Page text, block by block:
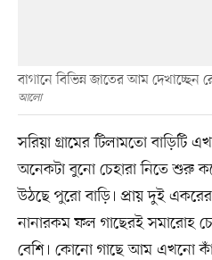
বাগানে বিভিন্ন জাতের আম
আলো
সরিয়া গ্রামের টিলামতো
অনেকটা বুনো চেহারা নিতে শুরু
উঠছে পুরো বাড়ি। প্রায় দুই
নানারকম ফল গাছেরই সমারোহ
বেশি। কোনো গাছে আম এখনো